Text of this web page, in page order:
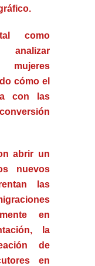
como
cómo el
con las
abrir un
nuevos
las
en
la
de
en